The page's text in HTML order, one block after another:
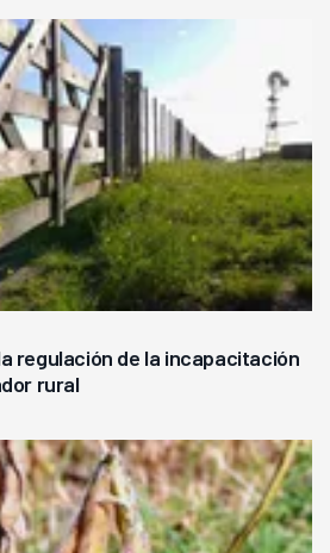
regulación de la incapacitación
rural